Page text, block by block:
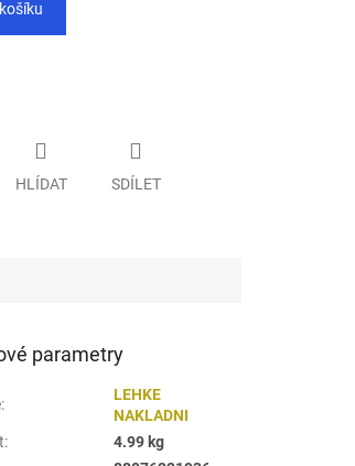
HLÍDAT SDÍLET
parametry
:
LEHKE
NAKLADNI
: 4.99 kg